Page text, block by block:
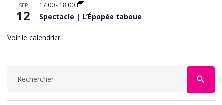
SEP
12
17:00- 18:00
Spectacle | L’Épopée taboue
Voir le calendrier
search